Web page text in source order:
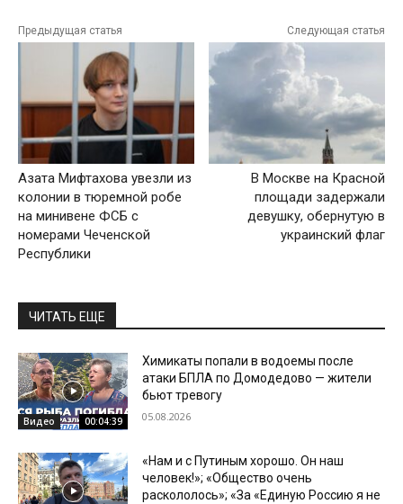
Предыдущая статья
Азата Мифтахова увезли из
колонии в тюремной робе
на минивене ФСБ с
номерами Чеченской
Республики
Следующая статья
В Москве на Красной
площади задержали
девушку, обернутую в
украинский флаг
ЧИТАТЬ ЕЩЕ
Видео 00:04:39
Химикаты попали в водоемы после
атаки БПЛА по Домодедово — жители
бьют тревогу
05.08.2026
«Нам и с Путиным хорошо. Он наш
человек!»; «Общество очень
раскололось»; «За «Единую Россию я не